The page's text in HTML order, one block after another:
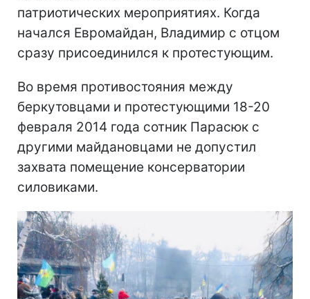
патриотических мероприятиях. Когда
начался Евромайдан, Владимир с отцом
сразу присоединился к протестующим.
Во время противостояния между
беркутовцами и протестующими 18-20
февраля 2014 года сотник Парасюк с
другими майдановцами не допустил
захвата помещение консерватории
силовиками.